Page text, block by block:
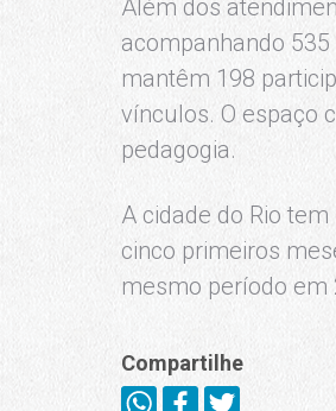
Além dos
acompanhando
mantêm 198
vínculos. O espaço
pedagogia.
A cidade do Rio
cinco primeiros
mesmo período em
Compartilhe